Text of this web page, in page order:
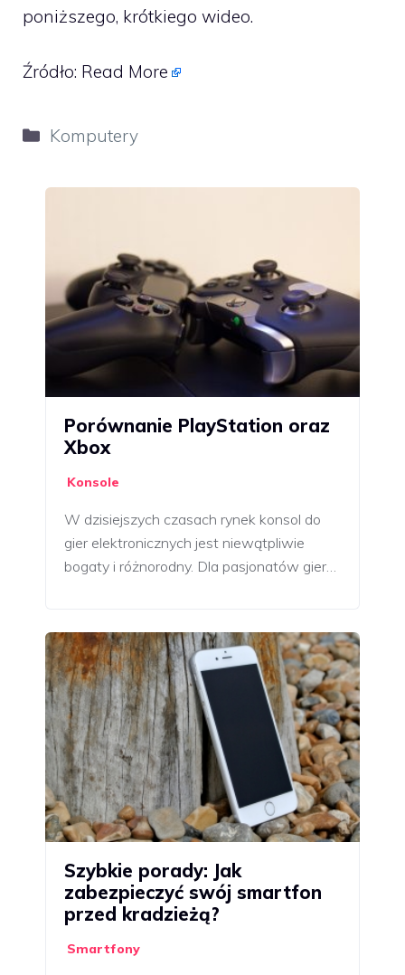
poniższego, krótkiego wideo.
Źródło: Read More
Kategorie
Komputery
Porównanie PlayStation oraz
Xbox
Konsole
W dzisiejszych czasach rynek konsol do
gier elektronicznych jest niewątpliwie
bogaty i różnorodny. Dla pasjonatów gier…
Szybkie porady: Jak
zabezpieczyć swój smartfon
przed kradzieżą?
Smartfony